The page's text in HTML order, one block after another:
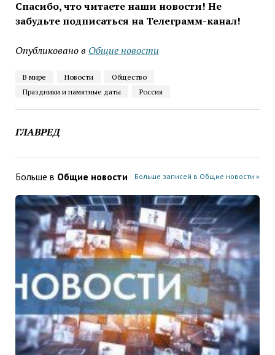
Спасибо, что читаете наши новости! Не
забудьте подписаться на Телеграмм-канал!
Опубликовано в Общие новости
В мире Новости
Общество
Праздники и памятные даты
Россия
ГЛАВРЕД
Больше в Общие новости Больше записей в Общие новости »